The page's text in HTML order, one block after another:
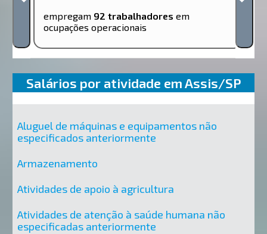
empregam 92 trabalhadores em
ocupações operacionais
Salários por atividade em Assis/SP
Aluguel de máquinas e equipamentos não
especificados anteriormente
Armazenamento
Atividades de apoio à agricultura
Atividades de atenção à saúde humana não
especificadas anteriormente